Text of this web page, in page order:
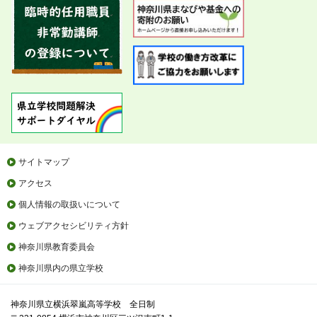
サイトマップ
アクセス
個人情報の取扱いについて
ウェブアクセシビリティ方針
神奈川県教育委員会
神奈川県内の県立学校
神奈川県立横浜翠嵐高等学校 全日制